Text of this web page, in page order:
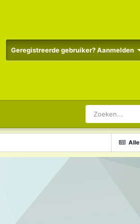
Geregistreerde gebruiker? Aanmelden